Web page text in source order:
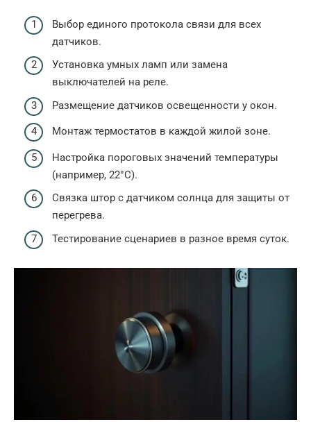
Выбор единого протокола связи для всех
датчиков.
Установка умных ламп или замена
выключателей на реле.
Размещение датчиков освещенности у окон.
Монтаж термостатов в каждой жилой зоне.
Настройка пороговых значений температуры
(например, 22°C).
Связка штор с датчиком солнца для защиты от
перегрева.
Тестирование сценариев в разное время суток.